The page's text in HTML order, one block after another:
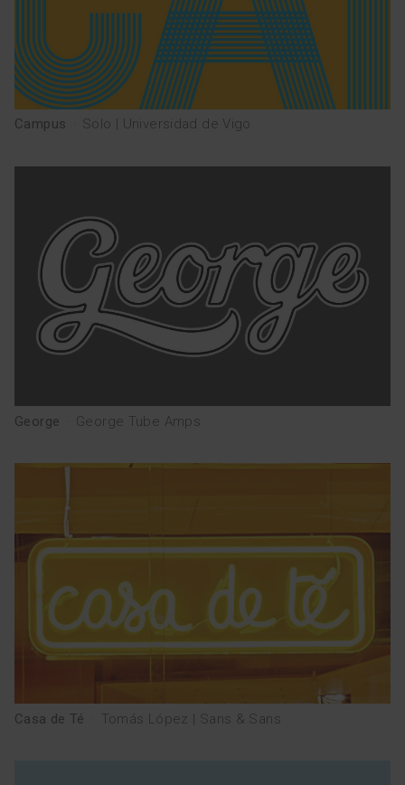
Campus Solo | Universidad de Vigo
George George Tube Amps
Casa de Té Tomás López | Sans & Sans